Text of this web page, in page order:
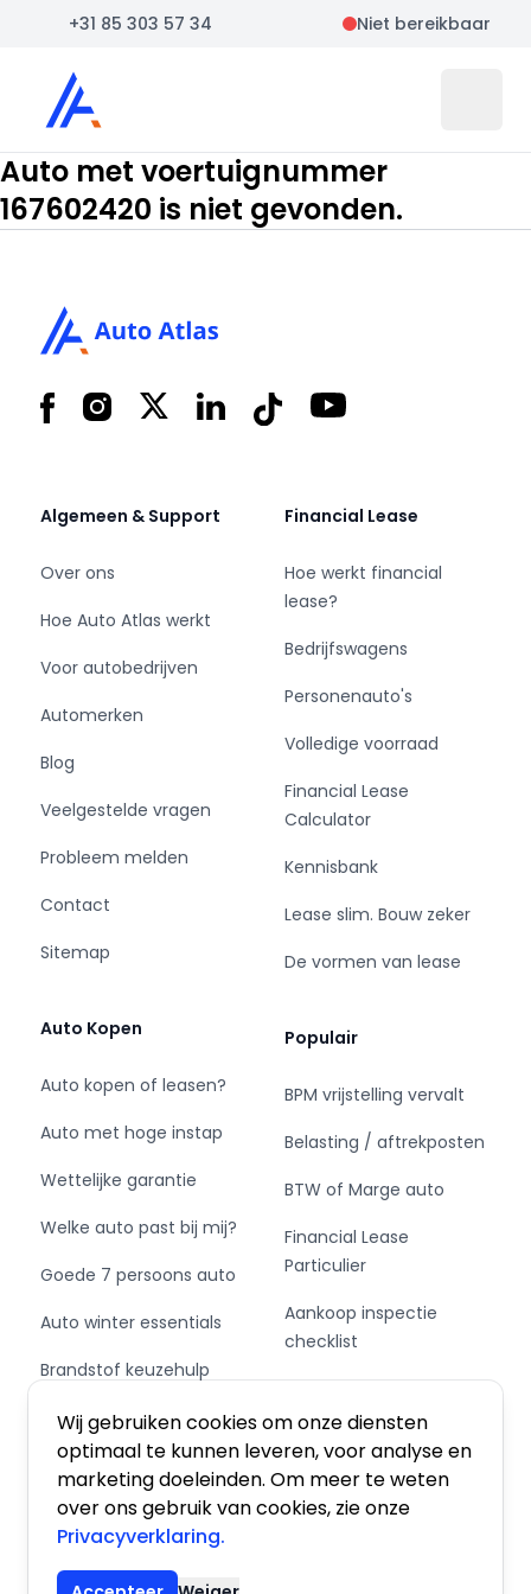
Wij gebruiken cookies om onze diensten
optimaal te kunnen leveren, voor analyse en
marketing doeleinden. Om meer te weten
over ons gebruik van cookies, zie onze
Privacyverklaring.
+31 85 303 57 34 Niet bereikbaar
Auto Atlas
Auto met voertuignummer
167602420 is niet gevonden.
FacebookInstagram
X LinkedInTiktok YouTube
Algemeen & Support
Over ons
Hoe Auto Atlas werkt
Voor autobedrijven
Automerken
Blog
Veelgestelde vragen
Probleem melden
Contact
Sitemap
Auto Kopen
Auto kopen of leasen?
Auto met hoge instap
Wettelijke garantie
Welke auto past bij mij?
Goede 7 persoons auto
Auto winter essentials
Brandstof keuzehulp
Schakel of automaat?
Financial Lease
Hoe werkt financial
lease?
Bedrijfswagens
Personenauto's
Volledige voorraad
Financial Lease
Calculator
Kennisbank
Lease slim. Bouw zeker
De vormen van lease
Populair
BPM vrijstelling vervalt
Belasting / aftrekposten
BTW of Marge auto
Financial Lease
Particulier
Aankoop inspectie
checklist
Private Leasen,
Financieren of Kopen?